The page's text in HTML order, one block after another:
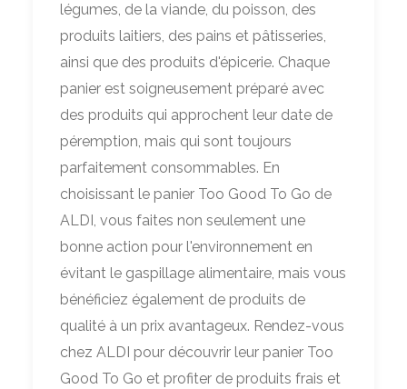
légumes, de la viande, du poisson, des
produits laitiers, des pains et pâtisseries,
ainsi que des produits d'épicerie. Chaque
panier est soigneusement préparé avec
des produits qui approchent leur date de
péremption, mais qui sont toujours
parfaitement consommables. En
choisissant le panier Too Good To Go de
ALDI, vous faites non seulement une
bonne action pour l'environnement en
évitant le gaspillage alimentaire, mais vous
bénéficiez également de produits de
qualité à un prix avantageux. Rendez-vous
chez ALDI pour découvrir leur panier Too
Good To Go et profiter de produits frais et